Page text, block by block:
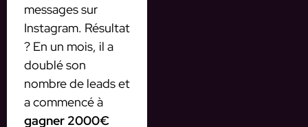
messages sur
Instagram. Résultat
? En un mois, il a
doublé son
nombre de leads et
a commencé à
gagner 2000€